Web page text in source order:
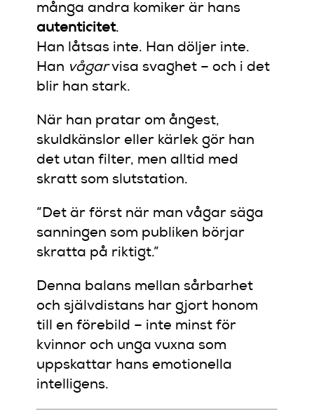
många andra komiker är hans
autenticitet.
Han låtsas inte. Han döljer inte.
Han vågarvisa svaghet – och i det
blir han stark.
När han pratar om ångest,
skuldkänslor eller kärlek gör han
det utan filter, men alltid med
skratt som slutstation.
”Det är först när man vågar säga
sanningen som publiken börjar
skratta på riktigt.”
Denna balans mellan sårbarhet
och självdistans har gjort honom
till en förebild – inte minst för
kvinnor och unga vuxna som
uppskattar hans emotionella
intelligens.